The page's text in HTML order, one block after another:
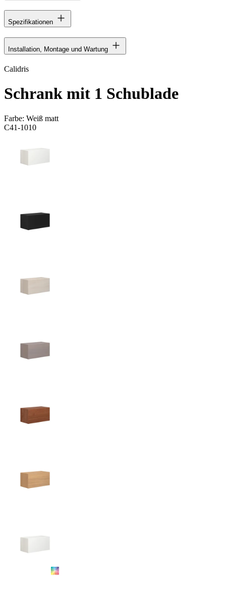
Spezifikationen
Installation, Montage und Wartung
Calidris
Schrank mit 1 Schublade
Farbe: Weiß matt
C41-1010